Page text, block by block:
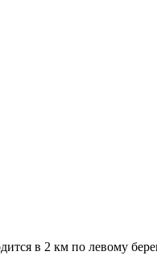
в 2 км по левому